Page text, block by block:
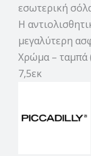
εσωτερική
Η
μεγαλύτερη
Χρώμα – ταμπά
7,5εκ